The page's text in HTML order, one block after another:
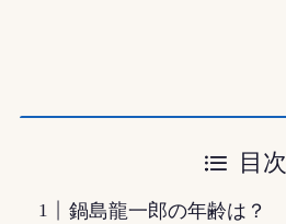
目次
鍋島龍一郎の年齢は？